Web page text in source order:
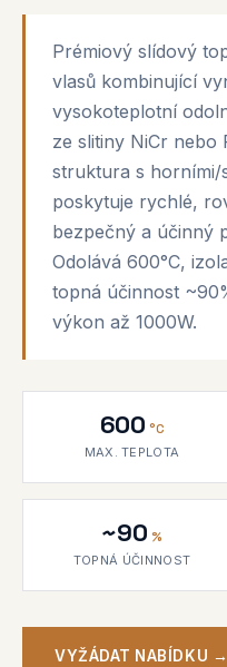
Prémiový slídový
vlasů kombinující
vysokoteplotní
ze slitiny NiCr nebo
struktura s horními/
poskytuje rychlé,
bezpečný a účinný
Odolává 600°C,
topná účinnost
výkon až 1000W.
600 °C
MAX. TEPLOTA
~90 %
TOPNÁ ÚČINNOST
VYŽÁDAT NABÍDKU →